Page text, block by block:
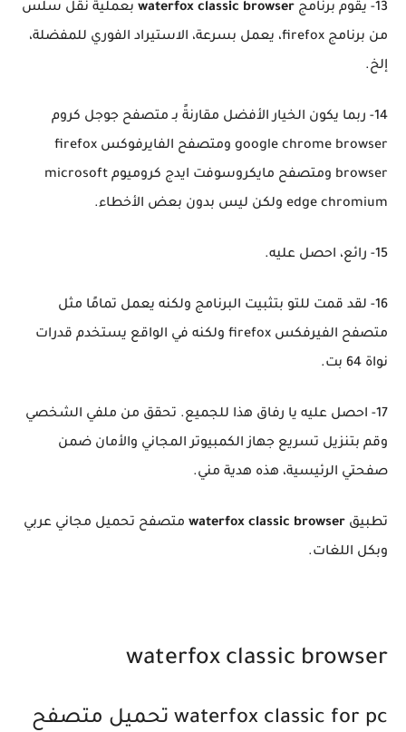
13- يقوم برنامج waterfox classic browser بعملية نقل سلس
من برنامج firefox، يعمل بسرعة، الاستيراد الفوري للمفضلة،
إلخ.
14- ربما يكون الخيار الأفضل مقارنةً بـ متصفح جوجل كروم
google chrome browser ومتصفح الفايرفوكس firefox
browser ومتصفح مايكروسوفت ايدج كروميوم microsoft
edge chromium ولكن ليس بدون بعض الأخطاء.
15- رائع، احصل عليه.
16- لقد قمت للتو بتثبيت البرنامج ولكنه يعمل تمامًا مثل
متصفح الفيرفكس firefox ولكنه في الواقع يستخدم قدرات
نواة 64 بت.
17- احصل عليه يا رفاق هذا للجميع. تحقق من ملفي الشخصي
وقم بتنزيل تسريع جهاز الكمبيوتر المجاني والأمان ضمن
صفحتي الرئيسية، هذه هدية مني.
تطبيق waterfox classic browser متصفح تحميل مجاني عربي
وبكل اللغات.
waterfox classic browser
waterfox classic for pc تحميل متصفح